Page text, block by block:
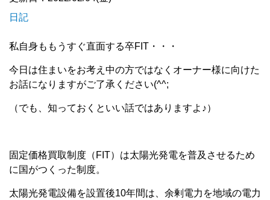
日記
私自身ももうすぐ直面する卒FIT・・・
今日は住まいをお考え中の方ではなくオーナー様に向けた
お話になりますがご了承ください(^^;
（でも、知っておくといい話ではありますよ♪）
固定価格買取制度（FIT）は太陽光発電を普及させるため
に国がつくった制度。
太陽光発電設備を設置後10年間は、余剰電力を地域の電力